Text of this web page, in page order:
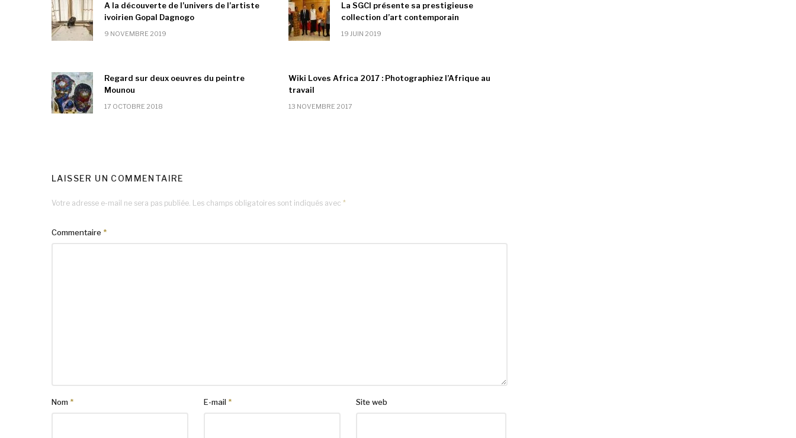
A la découverte de l’univers de l’artiste
ivoirien Gopal Dagnogo
9 NOVEMBRE 2019
La SGCI présente sa prestigieuse
collection d’art contemporain
19 JUIN 2019
Regard sur deux oeuvres du peintre
Mounou
17 OCTOBRE 2018
Wiki Loves Africa 2017 : Photographiez l’Afrique au
travail
13 NOVEMBRE 2017
LAISSER UN COMMENTAIRE
Votre adresse e-mail ne sera pas publiée. Les champs obligatoires sont indiqués avec *
Commentaire *
Nom * E-mail * Site web